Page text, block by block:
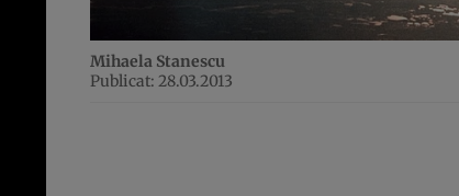
Mihaela Stanescu
Publicat: 28.03.2013